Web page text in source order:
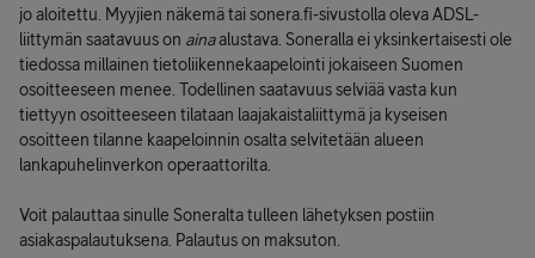
jo aloitettu. Myyjien näkemä tai sonera.fi-sivustolla oleva ADSL-
liittymän saatavuus on ainaalustava. Soneralla ei yksinkertaisesti ole
tiedossa millainen tietoliikennekaapelointi jokaiseen Suomen
osoitteeseen menee. Todellinen saatavuus selviää vasta kun
tiettyyn osoitteeseen tilataan laajakaistaliittymä ja kyseisen
osoitteen tilanne kaapeloinnin osalta selvitetään alueen
lankapuhelinverkon operaattorilta.
Voit palauttaa sinulle Soneralta tulleen lähetyksen postiin
asiakaspalautuksena. Palautus on maksuton.